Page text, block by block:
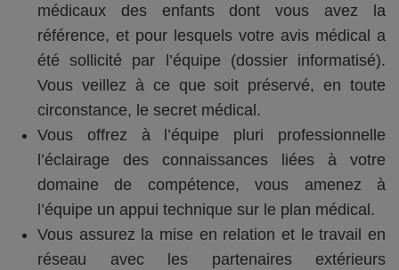
médicaux des enfants dont vous avez la
référence, et pour lesquels votre avis médical a
été sollicité par l’équipe (dossier informatisé).
Vous veillez à ce que soit préservé, en toute
circonstance, le secret médical.
Vous offrez à l’équipe pluri professionnelle
l’éclairage des connaissances liées à votre
domaine de compétence, vous amenez à
l’équipe un appui technique sur le plan médical.
Vous assurez la mise en relation et le travail en
réseau avec les partenaires extérieurs